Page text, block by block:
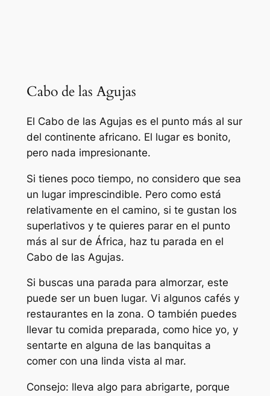
Cabo de las Agujas
El Cabo de las Agujas es el punto más al sur
del continente africano. El lugar es bonito,
pero nada impresionante.
Si tienes poco tiempo, no considero que sea
un lugar imprescindible. Pero como está
relativamente en el camino, si te gustan los
superlativos y te quieres parar en el punto
más al sur de África, haz tu parada en el
Cabo de las Agujas.
Si buscas una parada para almorzar, este
puede ser un buen lugar. Vi algunos cafés y
restaurantes en la zona. O también puedes
llevar tu comida preparada, como hice yo, y
sentarte en alguna de las banquitas a
comer con una linda vista al mar.
Consejo: lleva algo para abrigarte, porque